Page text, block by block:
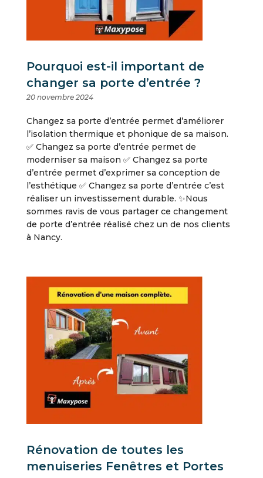
Pourquoi est-il important de
changer sa porte d’entrée ?
20 novembre 2024
Changez sa porte d’entrée permet d’améliorer
l’isolation thermique et phonique de sa maison.
✅ Changez sa porte d’entrée permet de
moderniser sa maison ✅ Changez sa porte
d’entrée permet d’exprimer sa conception de
l’esthétique ✅ Changez sa porte d’entrée c’est
réaliser un investissement durable. ✨Nous
sommes ravis de vous partager ce changement
de porte d’entrée réalisé chez un de nos clients
à Nancy.
Rénovation de toutes les
menuiseries Fenêtres et Portes